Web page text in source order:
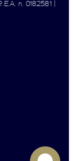
n. 0182581 |